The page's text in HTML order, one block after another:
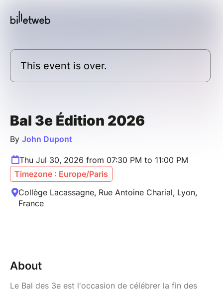
This event is over.
Bal 3e Édition 2026
By John Dupont
Thu Jul 30, 2026 from 07:30 PM to 11:00 PM
Timezone : Europe/Paris
Collège Lacassagne, Rue Antoine Charial, Lyon,
France
About
Le Bal des 3e est l'occasion de célébrer la fin des